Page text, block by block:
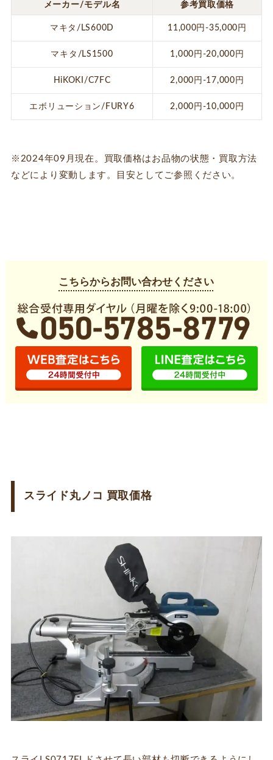
メーカー/モデル名 参考買取価格
マキタ/LS600D 11,000円-35,000円
マキタ/LS1500 1,000円-20,000円
HiKOKI/C7FC 2,000円-17,000円
エボリューション/FURY6 2,000円-10,000円
※2024年09月現在。買取価格はお品物の状態・買取方法
などにより変動します。目安としてご参照ください。
こちらからお問い合わせください
スライド丸ノコ 買取価格